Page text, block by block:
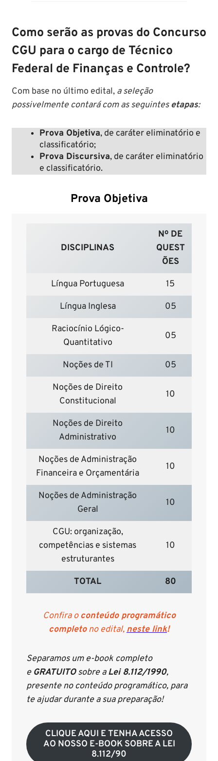
Como serão as provas do Concurso
CGU para o cargo de Técnico
Federal de Finanças e Controle?
Com base no último edital, a seleção
possivelmente contará com as seguintes etapas:
Prova Objetiva, de caráter eliminatório e
classificatório;
Prova Discursiva, de caráter eliminatório
e classificatório.
Prova Objetiva
DISCIPLINAS
Nº DE
QUEST
ÕES
Língua Portuguesa
15
Língua Inglesa
05
Raciocínio Lógico-
Quantitativo
05
Noções de TI
05
Noções de Direito
Constitucional
10
Noções de Direito
Administrativo
10
Noções de Administração
Financeira e Orçamentária
10
Noções de Administração
Geral
10
CGU: organização,
competências e sistemas
estruturantes
10
TOTAL 80
Confira o conteúdo programático
completono edital,neste link!
Separamos um e-book completo
e GRATUITOsobre aLei 8.112/1990,
presente no conteúdo programático, para
te ajudar durante a sua preparação!
CLIQUE AQUI E TENHA ACESSO
AO NOSSO E-BOOK SOBRE A LEI
8.112/90